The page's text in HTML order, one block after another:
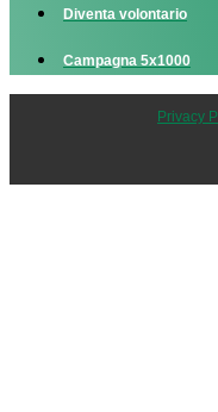
Diventa volontario
Campagna 5x1000
Privacy